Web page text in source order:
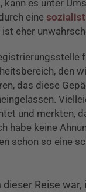
kann es unter
eine
eher
den
das diese
und merkten,
habe keine
schon so eine
Reise